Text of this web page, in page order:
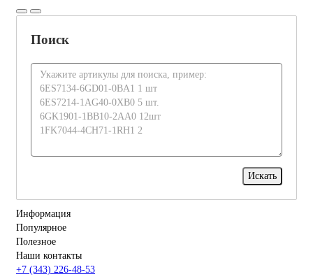
Поиск
Информация
Популярное
Полезное
Наши контакты
+7 (343) 226-48-53